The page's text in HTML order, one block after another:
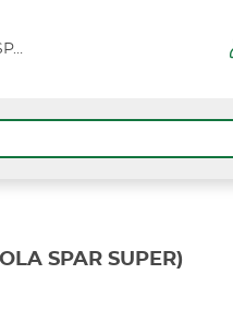
BELGODERE - VIA STAZZOLA SPAR SUPER
SPAR SUPER)